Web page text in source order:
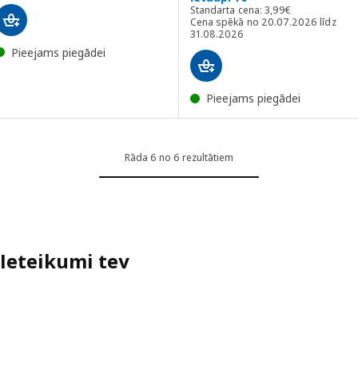
Pieejams piegādei
Standarta cena: 3,99€
Standarta cena:
Cena spēkā no 20.07.2026 līdz
31.08.2026
Pieejams piegādei
Rāda 6 no 6 rezultātiem
Ieteikumi tev